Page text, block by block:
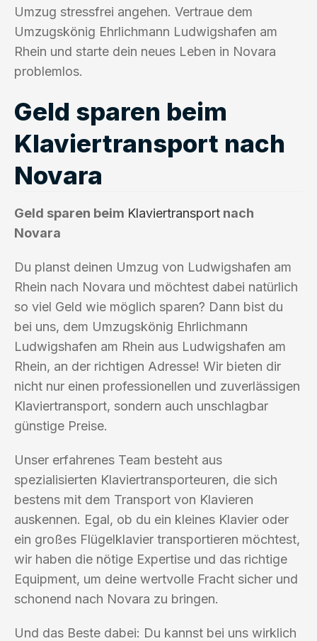
Umzug stressfrei angehen. Vertraue dem
Umzugskönig Ehrlichmann Ludwigshafen am
Rhein und starte dein neues Leben in Novara
problemlos.
Geld sparen beim
Klaviertransport nach
Novara
Geld sparen beim Klaviertransport nach
Novara
Du planst deinen Umzug von Ludwigshafen am
Rhein nach Novara und möchtest dabei natürlich
so viel Geld wie möglich sparen? Dann bist du
bei uns, dem Umzugskönig Ehrlichmann
Ludwigshafen am Rhein aus Ludwigshafen am
Rhein, an der richtigen Adresse! Wir bieten dir
nicht nur einen professionellen und zuverlässigen
Klaviertransport, sondern auch unschlagbar
günstige Preise.
Unser erfahrenes Team besteht aus
spezialisierten Klaviertransporteuren, die sich
bestens mit dem Transport von Klavieren
auskennen. Egal, ob du ein kleines Klavier oder
ein großes Flügelklavier transportieren möchtest,
wir haben die nötige Expertise und das richtige
Equipment, um deine wertvolle Fracht sicher und
schonend nach Novara zu bringen.
Und das Beste dabei: Du kannst bei uns wirklich